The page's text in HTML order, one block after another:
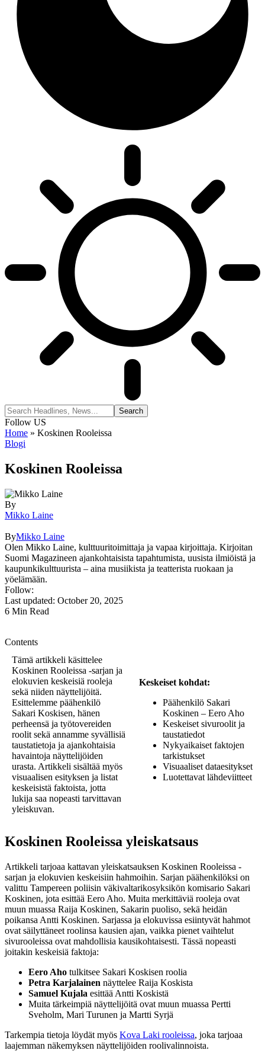
Follow US
Home » Koskinen Rooleissa
Blogi
Koskinen Rooleissa
By
Mikko Laine
ByMikko Laine
Olen Mikko Laine, kulttuuritoimittaja ja vapaa kirjoittaja. Kirjoitan
Suomi Magazineen ajankohtaisista tapahtumista, uusista ilmiöistä ja
kaupunkikulttuurista – aina musiikista ja teatterista ruokaan ja
yöelämään.
Follow:
Last updated: October 20, 2025
6 Min Read
Contents
Tämä artikkeli käsittelee
Koskinen Rooleissa -sarjan ja
elokuvien keskeisiä rooleja
sekä niiden näyttelijöitä.
Esittelemme päähenkilö
Sakari Koskisen, hänen
perheensä ja työtovereiden
roolit sekä annamme syvällisiä
taustatietoja ja ajankohtaisia
havaintoja näyttelijöiden
urasta. Artikkeli sisältää myös
visuaalisen esityksen ja listat
keskeisistä faktoista, jotta
lukija saa nopeasti tarvittavan
yleiskuvan.
Keskeiset kohdat:
Päähenkilö Sakari
Koskinen – Eero Aho
Keskeiset sivuroolit ja
taustatiedot
Nykyaikaiset faktojen
tarkistukset
Visuaaliset dataesitykset
Luotettavat lähdeviitteet
Koskinen Rooleissa yleiskatsaus
Artikkeli tarjoaa kattavan yleiskatsauksen Koskinen Rooleissa -
sarjan ja elokuvien keskeisiin hahmoihin. Sarjan päähenkilöksi on
valittu Tampereen poliisin väkivaltarikosyksikön komisario Sakari
Koskinen, jota esittää Eero Aho. Muita merkittäviä rooleja ovat
muun muassa Raija Koskinen, Sakarin puoliso, sekä heidän
poikansa Antti Koskinen. Sarjassa ja elokuvissa esiintyvät hahmot
ovat säilyttäneet roolinsa kausien ajan, vaikka pienet vaihtelut
sivurooleissa ovat mahdollisia kausikohtaisesti. Tässä nopeasti
joitakin keskeisiä faktoja:
Eero Aho tulkitsee Sakari Koskisen roolia
Petra Karjalainen näyttelee Raija Koskista
Samuel Kujala esittää Antti Koskistä
Muita tärkeimpiä näyttelijöitä ovat muun muassa Pertti
Sveholm, Mari Turunen ja Martti Syrjä
Tarkempia tietoja löydät myös Kova Laki rooleissa, joka tarjoaa
laajemman näkemyksen näyttelijöiden roolivalinnoista.